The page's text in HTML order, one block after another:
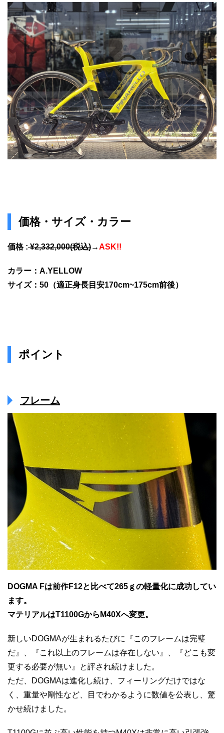
価格・サイズ・カラー
価格 :¥2,332,000(税込)→ASK!!
カラー：A.YELLOW
サイズ：50（適正身長目安170cm~175cm前後）
ポイント
フレーム
DOGMA Fは前作F12と比べて265ｇの軽量化に成功してい
ます。
マテリアルはT1100GからM40Xへ変更。
新しいDOGMAが生まれるたびに『このフレームは完璧
だ』、『これ以上のフレームは存在しない』、『どこも変
更する必要が無い』と評され続けました。
ただ、DOGMAは進化し続け、フィーリングだけではな
く、重量や剛性など、目でわかるように数値を公表し、驚
かせ続けました。